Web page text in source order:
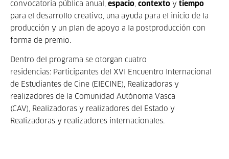
convocatoria pública anual, espacio, contexto y tiempo
para el desarrollo creativo, una ayuda para el inicio de la
producción y un plan de apoyo a la postproducción con
forma de premio.
Dentro del programa se otorgan cuatro
residencias: Participantes del XVI Encuentro Internacional
de Estudiantes de Cine (EIECINE), Realizadoras y
realizadores de la Comunidad Autónoma Vasca
(CAV), Realizadoras y realizadores del Estado y
Realizadoras y realizadores internacionales.